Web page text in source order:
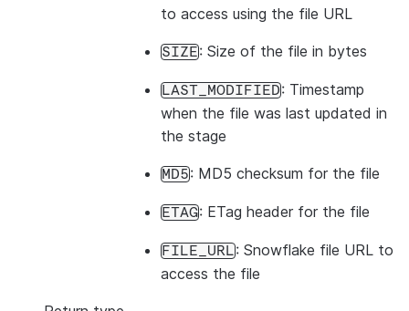
to access using the file URL
SIZE: Size of the file in bytes
LAST_MODIFIED: Timestamp
when the file was last updated in
the stage
MD5: MD5 checksum for the file
ETAG: ETag header for the file
FILE_URL: Snowflake file URL to
access the file